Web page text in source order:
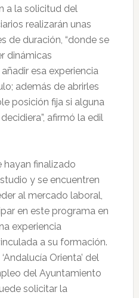
a la solicitud del
realizarán unas
de duración, “donde se
dinámicas
esa experiencia
además de abrirles
posición fija si alguna
afirmó la edil
hayan finalizado
y se encuentren
al mercado laboral,
en este programa en
experiencia
a su formación.
Orienta’ del
del Ayuntamiento
solicitar la